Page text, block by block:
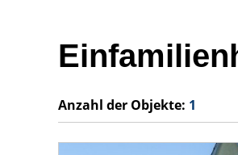
Anzahl der Objekte: 1